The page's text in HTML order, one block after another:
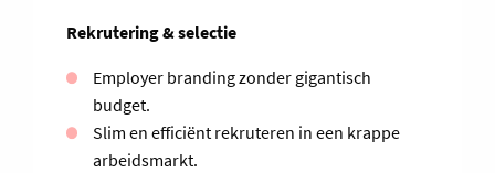
Rekrutering & selectie
Employer branding zonder gigantisch
budget.
Slim en efficiënt rekruteren in een krappe
arbeidsmarkt.